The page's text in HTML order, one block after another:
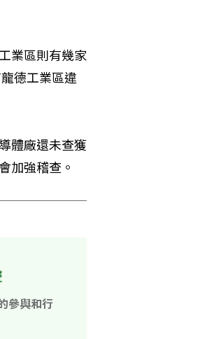
業區則有幾家
德工業區違
體廠還未查獲
加強稽查。
參與和行